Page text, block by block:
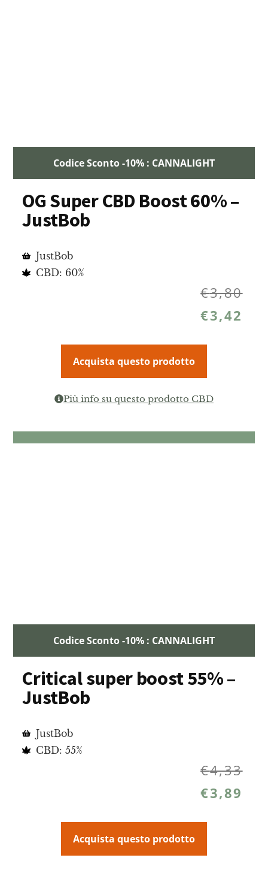
Codice Sconto -10% : CANNALIGHT
OG Super CBD Boost 60% –
JustBob
JustBob
CBD: 60%
€3,80
€3,42
Acquista questo prodotto
Più info su questo prodotto CBD
Codice Sconto -10% : CANNALIGHT
Critical super boost 55% –
JustBob
JustBob
CBD: 55%
€4,33
€3,89
Acquista questo prodotto